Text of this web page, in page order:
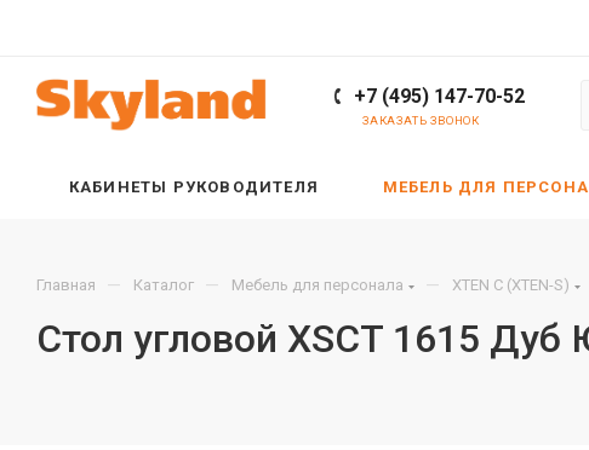
+7 (495) 147-70-52
ЗАКАЗАТЬ ЗВОНОК
КАБИНЕТЫ РУКОВОДИТЕЛЯ МЕБЕЛЬ ДЛЯ
Главная — Каталог — Мебель для персонала — XTEN С (XTEN-S)
Стол угловой XSCT 1615